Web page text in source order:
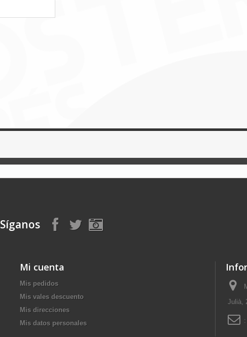
Síganos
Mi cuenta
Mis pedidos
Mis vales descuento
Mis direcciones
Mis datos personales
Julià,
: